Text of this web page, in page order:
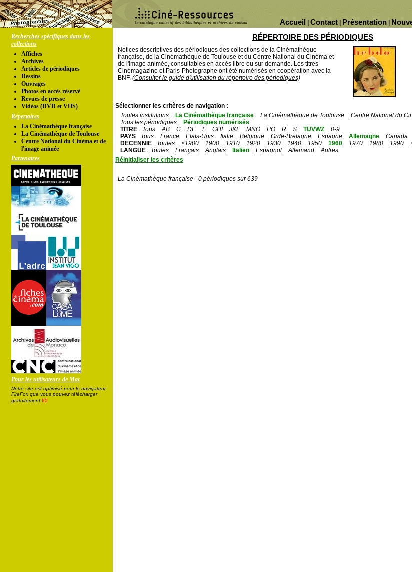
Présentation
Contact
Accueil
Recherches spécifiques dans les
collections
Affiches
Archives
Articles de périodiques
Dessins
Ouvrages
Photos en accés réservé
Revues de presse
Vidéos (DVD et VHS)
Répertoires
La Cinémathèque française
La Cinémathèque de Toulouse
Centre National du Cinéma et de
l'image animée
Partenaires
Pour les utilisateurs de Mac
Notre site est optimisé pour le navigateur
FireFox que vous pouvez télécharger
gratuitement ici
RÉPERTOIRE DES PÉRIODIQUES
Notices descriptives des périodiques des collections de la Cinémathèque
française, de la Cinémathèque de Toulouse et du Centre National du Cinéma et
de l'image animée, consultables en accès libre ou sur demande. Les titres
Cinémagazine et Paris-Photographe ont été numérisés en coopération avec la
BNF. (Consulter le guide d'utilisation du répertoire des périodiques)
Sélectionner les critères de navigation :
Toutes institutions
La Cinémathèque française La Cinémathèque de Toulouse
Centre National du
Tous les périodiques
Périodiques numérisés
TITRE
Tous AB C DE F GHI JKL MNO PQ R S TUVWZ
0-9
PAYS
Tous France Etats-Unis Italie Belgique Grde-Bretagne Espagne Allemagne Canada
DECENNIE
Toutes <1900 1900 1910 1920 1930 1940 1950 1960 1970 1980 1990
LANGUE
Toutes Français Anglais Italien Espagnol Allemand
Autres
Réinitialiser les critères
La Cinémathèque française - 0 périodiques sur 639